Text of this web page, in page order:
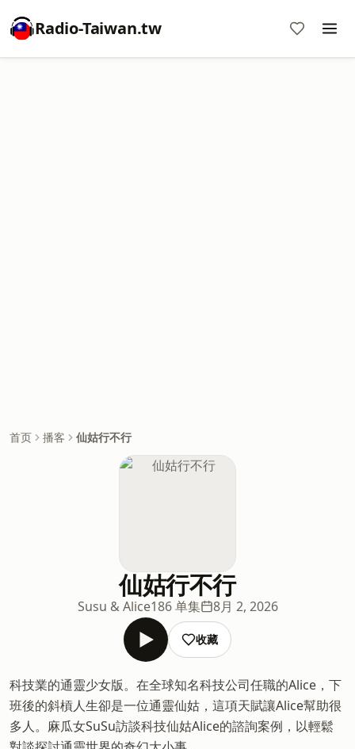
Radio-Taiwan.tw
首页 播客 仙姑行不行
仙姑行不行
Susu & Alice186 单集 8月 2, 2026
收藏
科技業的通靈少女版。在全球知名科技公司任職的Alice，下
班後的斜槓人生卻是一位通靈仙姑，這項天賦讓Alice幫助很
多人。麻瓜女SuSu訪談科技仙姑Alice的諮詢案例，以輕鬆